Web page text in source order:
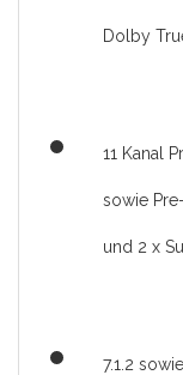
Dolby
11 Kanal
sowie
und 2 x
7.1.2